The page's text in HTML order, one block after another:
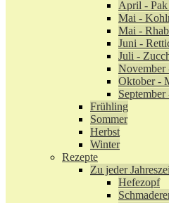
April -
Mai -
Mai -
Juni -
Juli -
November
Oktober -
September
Frühling
Sommer
Herbst
Winter
Rezepte
Zu jeder
Hefezopf